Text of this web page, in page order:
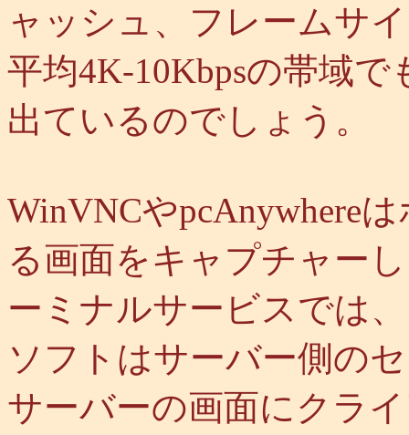
ャッシュ、フレームサ
平均4K-10Kbpsの帯域
出ているのでしょう。
WinVNCやpcAnywhere
る画面をキャプチャー
ーミナルサービスでは
ソフトはサーバー側の
サーバーの画面にクラ